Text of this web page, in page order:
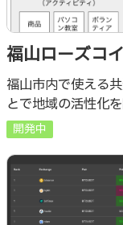
福山ローズコ
福山市内で使える
とで地域の活性化を
開発中